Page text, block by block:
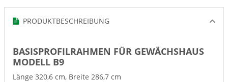
PRODUKTBESCHREIBUNG
BASISPROFILRAHMEN FÜR GEWÄCHSHAUS
MODELL B9
Länge 320,6 cm, Breite 286,7 cm